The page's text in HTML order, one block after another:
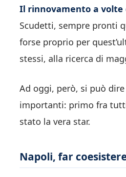
Il rinnovamento a volte
Scudetti, sempre pronti
forse proprio per
stessi, alla ricerca di
Ad oggi, però, si può
importanti: primo fra
stato la vera star.
Napoli, far